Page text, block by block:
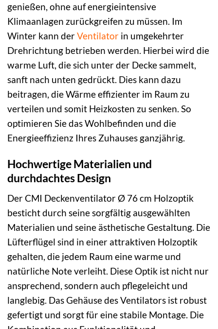
genießen, ohne auf energieintensive
Klimaanlagen zurückgreifen zu müssen. Im
Winter kann derVentilator in umgekehrter
Drehrichtung betrieben werden. Hierbei wird die
warme Luft, die sich unter der Decke sammelt,
sanft nach unten gedrückt. Dies kann dazu
beitragen, die Wärme effizienter im Raum zu
verteilen und somit Heizkosten zu senken. So
optimieren Sie das Wohlbefinden und die
Energieeffizienz Ihres Zuhauses ganzjährig.
Hochwertige Materialien und
durchdachtes Design
Der CMI Deckenventilator Ø 76 cm Holzoptik
besticht durch seine sorgfältig ausgewählten
Materialien und seine ästhetische Gestaltung. Die
Lüfterflügel sind in einer attraktiven Holzoptik
gehalten, die jedem Raum eine warme und
natürliche Note verleiht. Diese Optik ist nicht nur
ansprechend, sondern auch pflegeleicht und
langlebig. Das Gehäuse des Ventilators ist robust
gefertigt und sorgt für eine stabile Montage. Die